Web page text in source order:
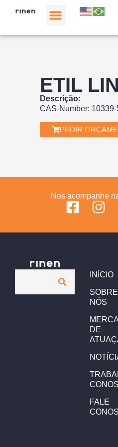
ETIL
Descrição:
CAS-Number:
PEDIR
Nos acompanhe
INÍCIO
SOBRE
NÓS
DE
FALE